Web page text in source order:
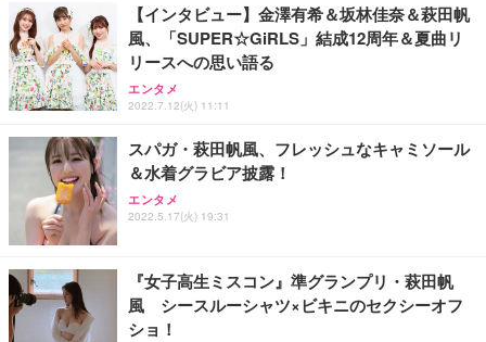
【インタビュー】金澤有希＆坂林佳奈＆萩田帆
風、「SUPER☆GiRLS」結成12周年＆夏曲リ
リースへの思い語る
エンタメ
2022.7.12(火) 11:11
スパガ・萩田帆風、フレッシュなキャミソール
＆水着グラビア披露！
エンタメ
2022.5.17(火) 19:31
『女子高生ミスコン』準グランプリ・萩田帆
風 シースルーシャツ×ビキニのセクシーオフ
ショ！